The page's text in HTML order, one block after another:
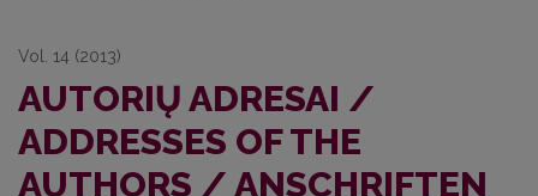
Vol. 14 (2013)
AUTORIŲ ADRESAI /
ADDRESSES OF THE
AUTHORS / ANSCHRIFTEN